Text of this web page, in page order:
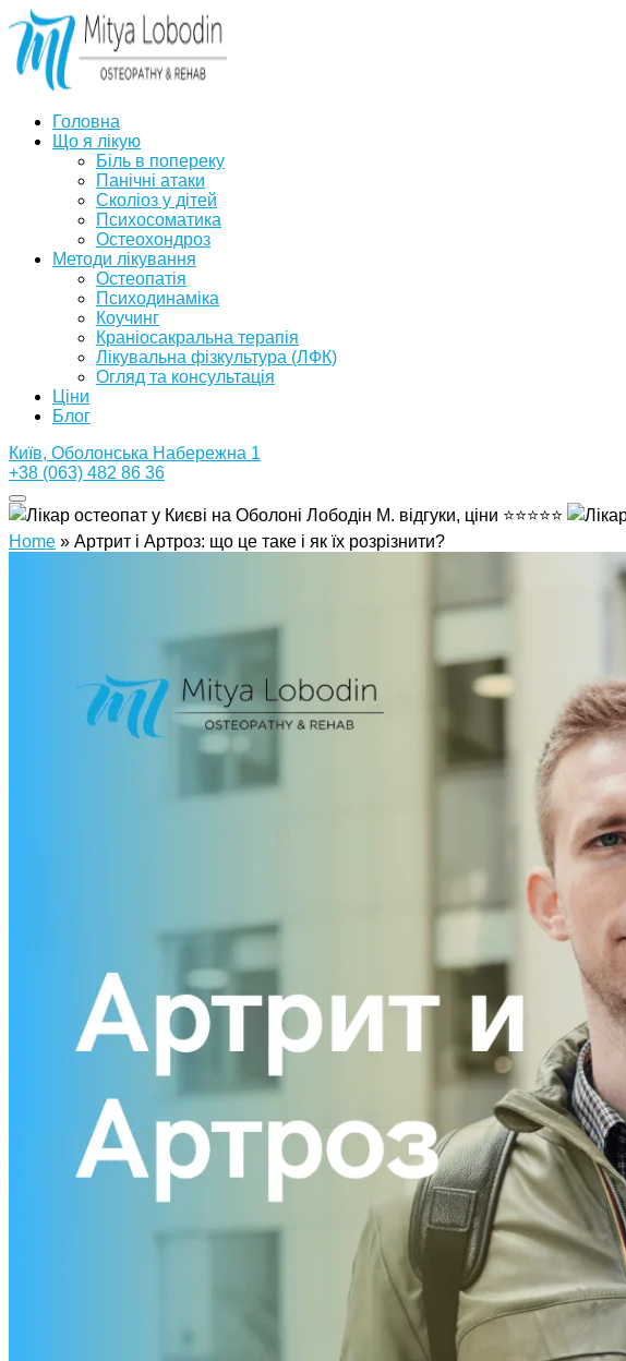
Головна
Що я лікую
Біль в попереку
Панічні атаки
Сколіоз у дітей
Психосоматика
Остеохондроз
Методи лікування
Остеопатія
Психодинаміка
Коучинг
Краніосакральна терапія
Лікувальна фізкультура (ЛФК)
Огляд та консультація
Ціни
Блог
Київ, Оболонська Набережна 1
+38 (063) 482 86 36
Home » Артрит і Артроз: що це таке і як їх розрізнити?